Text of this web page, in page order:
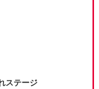
ステージ